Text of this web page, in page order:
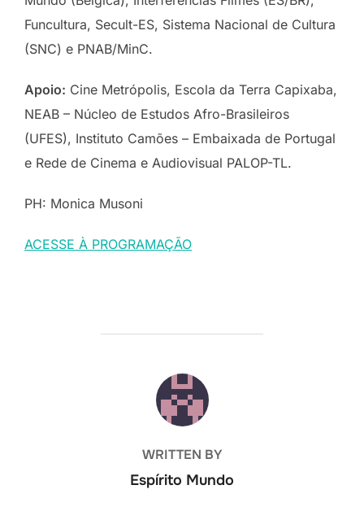
Funcultura, Secult-ES, Sistema Nacional de Cultura
(SNC) e PNAB/MinC.
Apoio: Cine Metrópolis, Escola da Terra Capixaba,
NEAB – Núcleo de Estudos Afro-Brasileiros
(UFES), Instituto Camões – Embaixada de Portugal
e Rede de Cinema e Audiovisual PALOP-TL.
PH: Monica Musoni
ACESSE À PROGRAMAÇÃO
POST AUTHOR
WRITTEN BY
Espírito Mundo